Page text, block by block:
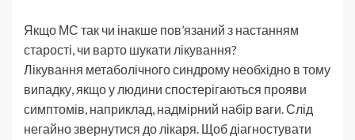
Якщо МС так чи інакше пов’язаний з настанням
старості, чи варто шукати лікування?
Лікування метаболічного синдрому необхідно в тому
випадку, якщо у людини спостерігаються прояви
симптомів, наприклад, надмірний набір ваги. Слід
негайно звернутися до лікаря. Щоб діагностувати